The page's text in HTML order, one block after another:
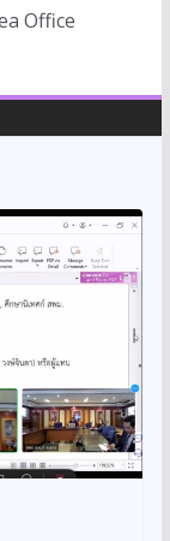
Office